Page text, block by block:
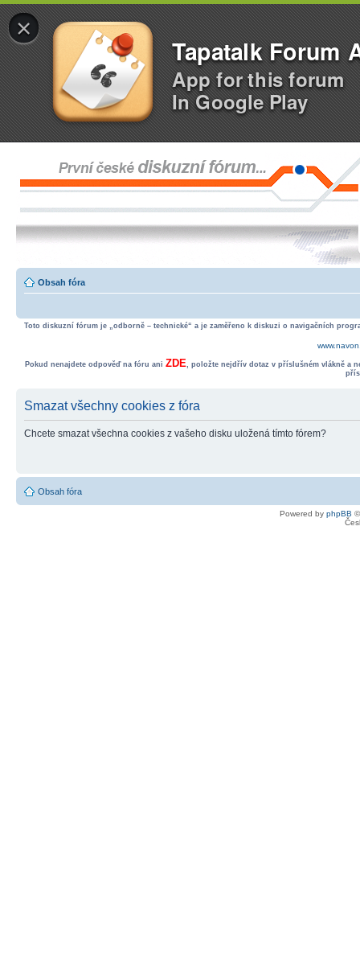
×
Tapatalk Forum
App for this forum
In Google Play
Obsah fóra
Toto diskuzní fórum je „odborně – technické“ a je zaměřeno k diskuzi o navigačních
Pokud nenajdete odpověď na fóru ani ZDE, položte nejdřív dotaz v příslušném vlákně a
Smazat všechny cookies z fóra
Chcete smazat všechna cookies z vašeho disku uložená tímto fórem?
Obsah fóra
Powered by phpBB